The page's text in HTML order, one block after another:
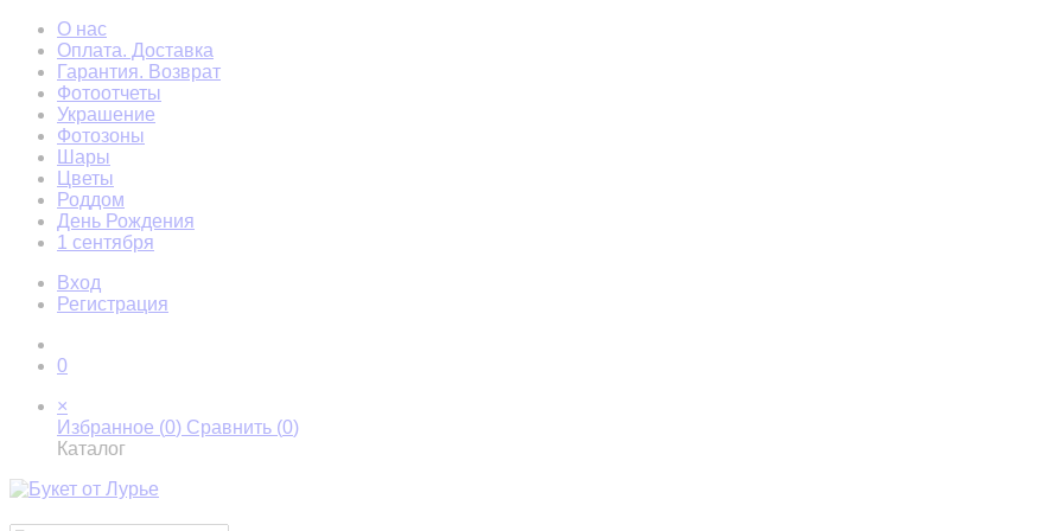
О нас
Оплата. Доставка
Гарантия. Возврат
Фотоотчеты
Украшение
Фотозоны
Шары
Цветы
Роддом
День Рождения
1 сентября
Вход
Регистрация
0
×
Избранное (0) Сравнить (0)
Каталог